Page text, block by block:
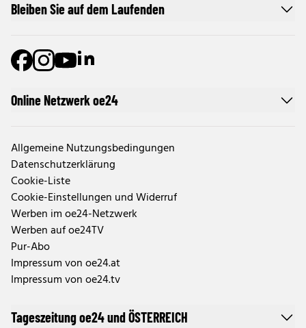
Online Netzwerk oe24
Allgemeine Nutzungsbedingungen
Datenschutzerklärung
Cookie-Liste
Cookie-Einstellungen und Widerruf
Werben im oe24-Netzwerk
Werben auf oe24TV
Pur-Abo
Impressum von oe24.at
Impressum von oe24.tv
Tageszeitung oe24 und ÖSTERREICH
Bleiben Sie auf dem Laufenden